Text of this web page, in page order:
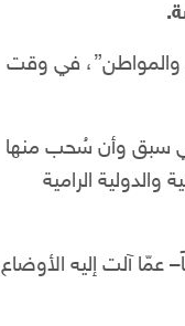
والمواطن”، في وقت
سبق وأن سُحب منها
الرامية
عمّا آلت إليه الأوضاع